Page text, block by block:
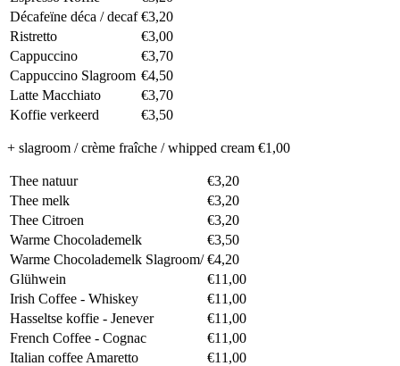
Décafeïne déca / decaf €3,20
Ristretto
€3,00
Cappuccino
€3,70
Cappuccino Slagroom €4,50
Latte Macchiato
€3,70
Koffie verkeerd
€3,50
+ slagroom / crème fraîche / whipped cream €1,00
Thee natuur
€3,20
Thee melk
€3,20
Thee Citroen
€3,20
Warme Chocolademelk
€3,50
Warme Chocolademelk Slagroom/ €4,20
Glühwein
€11,00
Irish Coffee - Whiskey
€11,00
Hasseltse koffie - Jenever
€11,00
French Coffee - Cognac
€11,00
Italian coffee Amaretto
€11,00